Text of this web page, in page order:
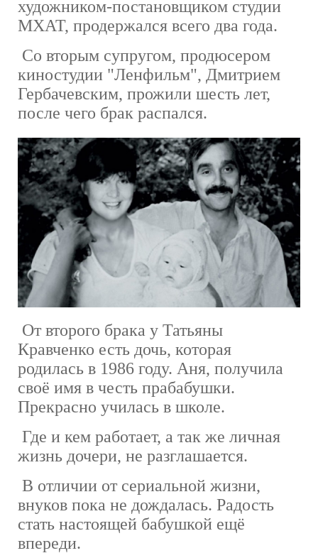
художником-постановщиком студии
МХАТ, продержался всего два года.
Со вторым супругом, продюсером
киностудии "Ленфильм", Дмитрием
Гербачевским, прожили шесть лет,
после чего брак распался.
От второго брака у Татьяны
Кравченко есть дочь, которая
родилась в 1986 году. Аня, получила
своё имя в честь прабабушки.
Прекрасно училась в школе.
Где и кем работает, а так же личная
жизнь дочери, не разглашается.
В отличии от сериальной жизни,
внуков пока не дождалась. Радость
стать настоящей бабушкой ещё
впереди.